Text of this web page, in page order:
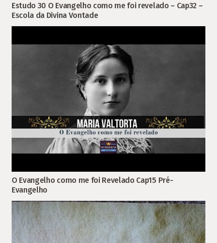
Estudo 30 O Evangelho como me foi revelado – Cap32 –
Escola da Divina Vontade
O Evangelho como me foi Revelado Cap15 Pré-
Evangelho